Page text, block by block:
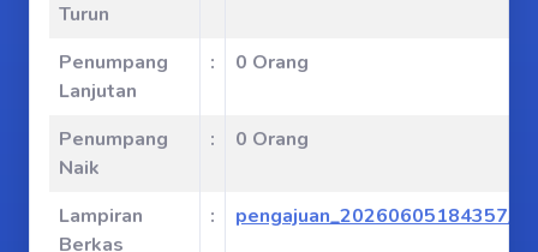
Turun
Penumpang
Lanjutan
: 0 Orang
Penumpang
Naik
: 0 Orang
Lampiran
Berkas
: